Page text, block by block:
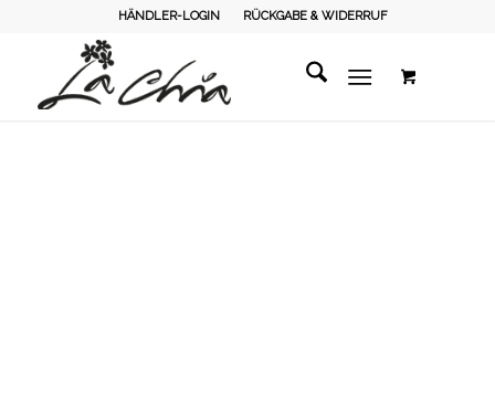
HÄNDLER-LOGIN RÜCKGABE & WIDERRUF